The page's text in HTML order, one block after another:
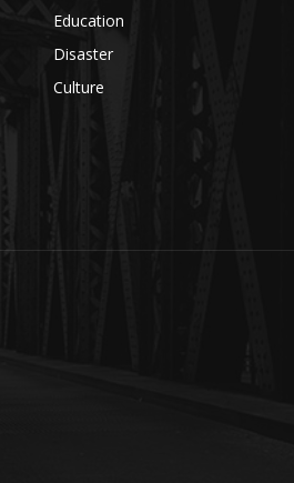
Education
Disaster
Culture